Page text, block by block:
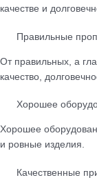
качестве и
Правильные
От правильных, а
качество,
Хорошее
Хорошее
и ровные изделия.
Качественные